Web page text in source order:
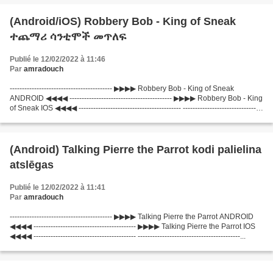
(Android/iOS) Robbery Bob - King of Sneak
ተጨማሪ ሳንቲሞች መጥለፍ
Publié le 12/02/2022 à 11:46
Par amradouch
------------------------------------------ ▶▶▶▶ Robbery Bob - King of Sneak
ANDROID ◀◀◀◀ ------------------------------------------ ▶▶▶▶ Robbery Bob - King
of Sneak IOS ◀◀◀◀ ------------------------------------------ ---------------------------------
(Android) Talking Pierre the Parrot kodi palielina
atslēgas
Publié le 12/02/2022 à 11:41
Par amradouch
------------------------------------------ ▶▶▶▶ Talking Pierre the Parrot ANDROID
◀◀◀◀ ------------------------------------------ ▶▶▶▶ Talking Pierre the Parrot IOS
◀◀◀◀ ------------------------------------------ ------------------------------------------...